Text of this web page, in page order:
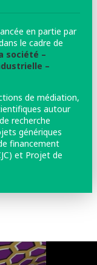
en partie par
le cadre de
société –
–
de médiation,
autour
recherche
génériques
financement
et Projet de